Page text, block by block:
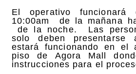
El operativo
10:00am de la mañana
de la noche. Las
solo deben presentarse
estará funcionando en el
piso de Agora Mall
instrucciones para el